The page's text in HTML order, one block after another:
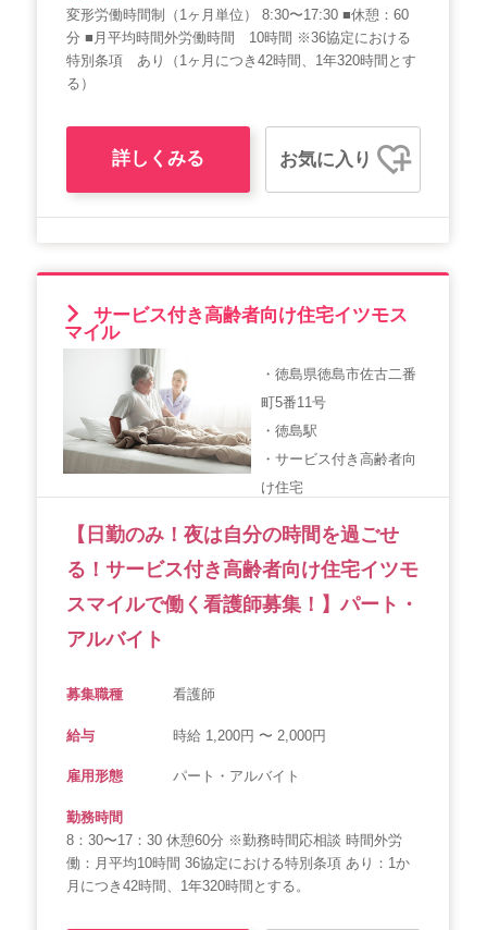
変形労働時間制（1ヶ月単位） 8:30〜17:30 ■休憩：60
分 ■月平均時間外労働時間 10時間 ※36協定における
特別条項 あり（1ヶ月につき42時間、1年320時間とす
る）
詳しくみる お気に入り
サービス付き高齢者向け住宅イツモス
マイル
・徳島県徳島市佐古二番
町5番11号
・徳島駅
・サービス付き高齢者向
け住宅
【日勤のみ！夜は自分の時間を過ごせ
る！サービス付き高齢者向け住宅イツモ
スマイルで働く看護師募集！】パート・
アルバイト
募集職種 看護師
給与 時給 1,200円 〜 2,000円
雇用形態 パート・アルバイト
勤務時間
8：30〜17：30 休憩60分 ※勤務時間応相談 時間外労
働：月平均10時間 36協定における特別条項 あり：1か
月につき42時間、1年320時間とする。